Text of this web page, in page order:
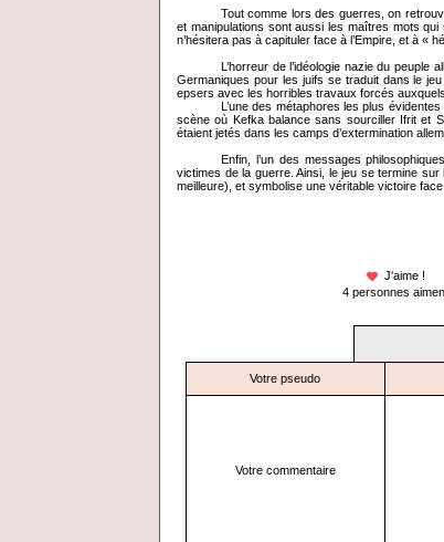
Tout comme lors des guerres, on
et manipulations sont aussi les maîtres mots
n’hésitera pas à capituler face à l’Empire, et à «
L’horreur de l’idéologie nazie du
Germaniques pour les juifs se traduit dans le
epsers avec les horribles travaux forcés
L’une des métaphores les plus
scène où Kefka balance sans sourciller Ifrit et
étaient jetés dans les camps d’extermination
Enfin, l’un des messages
victimes de la guerre. Ainsi, le jeu se termine
meilleure), et symbolise une véritable victoire
J'aime !
4 personnes
Votre pseudo
Votre commentaire